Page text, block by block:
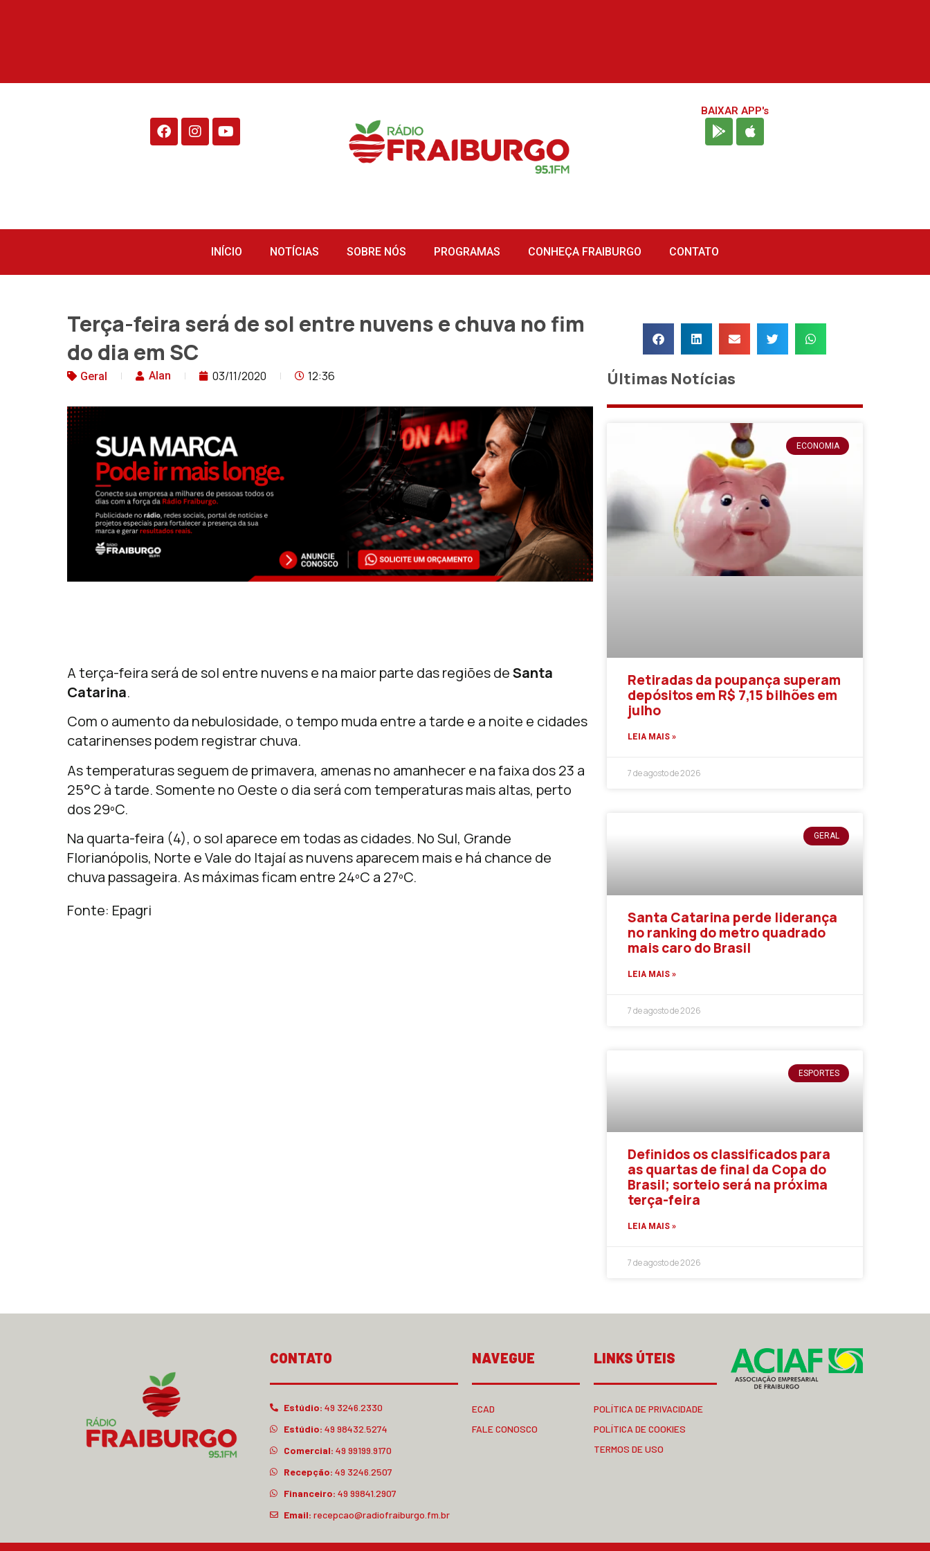
BAIXAR APP's
INÍCIO NOTÍCIAS SOBRE NÓS PROGRAMAS CONHEÇA FRAIBURGO CONTATO
Terça-feira será de sol entre nuvens e chuva no fim
do dia em SC
Geral Alan 03/11/2020 12:36
A terça-feira será de sol entre nuvens e na maior parte das regiões deSanta
Catarina.
Com o aumento da nebulosidade, o tempo muda entre a tarde e a noite e cidades
catarinenses podem registrar chuva.
As temperaturas seguem de primavera, amenas no amanhecer e na faixa dos 23 a
25°C à tarde. Somente no Oeste o dia será com temperaturas mais altas, perto
dos 29ºC.
Na quarta-feira (4), o sol aparece em todas as cidades. No Sul, Grande
Florianópolis, Norte e Vale do Itajaí as nuvens aparecem mais e há chance de
chuva passageira. As máximas ficam entre 24ºC a 27ºC.
Fonte: Epagri
Últimas Notícias
ECONOMIA
Retiradas da poupança superam
depósitos em R$ 7,15 bilhões em
julho
LEIA MAIS »
7 de agosto de 2026
GERAL
Santa Catarina perde liderança
no ranking do metro quadrado
mais caro do Brasil
LEIA MAIS »
7 de agosto de 2026
ESPORTES
Definidos os classificados para
as quartas de final da Copa do
Brasil; sorteio será na próxima
terça-feira
LEIA MAIS »
7 de agosto de 2026
CONTATO
Estúdio: 49 3246.2330
Estúdio: 49 98432.5274
Comercial: 49 99199.9170
Recepção: 49 3246.2507
Financeiro: 49 99841.2907
Email: recepcao@radiofraiburgo.fm.br
NAVEGUE
ECAD
FALE CONOSCO
LINKS ÚTEIS
POLÍTICA DE PRIVACIDADE
POLÍTICA DE COOKIES
TERMOS DE USO